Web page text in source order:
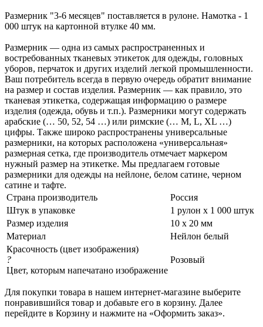
Размерник "3-6 месяцев" поставляется в рулоне. Намотка - 1
000 штук на картонной втулке 40 мм.
Размерник — одна из самых распространенных и
востребованных тканевых этикеток для одежды, головных
уборов, перчаток и других изделий легкой промышленности.
Ваш потребитель всегда в первую очередь обратит внимание
на размер и состав изделия. Размерник — как правило, это
тканевая этикетка, содержащая информацию о размере
изделия (одежда, обувь и т.п.). Размерники могут содержать
арабские (… 50, 52, 54 …) или римские (… M, L, XL …)
цифры. Также широко распространены универсальные
размерники, на которых расположена «универсальная»
размерная сетка, где производитель отмечает маркером
нужный размер на этикетке. Мы предлагаем готовые
размерники для одежды на нейлоне, белом сатине, черном
сатине и тафте.
Страна производитель
Россия
Штук в упаковке
1 рулон х 1 000 штук
Размер изделия
10 х 20 мм
Материал
Нейлон белый
Красочность (цвет изображения)
?
Цвет, которым напечатано изображение
Розовый
Для покупки товара в нашем интернет-магазине выберите
понравившийся товар и добавьте его в корзину. Далее
перейдите в Корзину и нажмите на «Оформить заказ».